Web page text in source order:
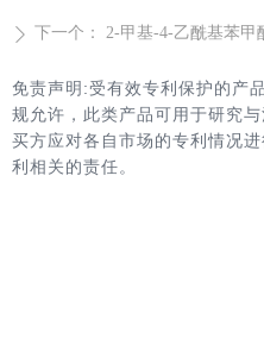
ꄲ 下一个： 2-甲基-4-乙酰基苯甲
免责声明:受有效专利保护的产
规允许，此类产品可用于研究与
买方应对各自市场的专利情况
利相关的责任。